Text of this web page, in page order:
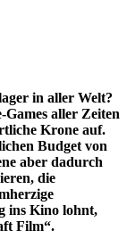
in aller Welt?
aller Zeiten
Krone auf.
Budget von
aber dadurch
die
ins Kino lohnt,
Film“.